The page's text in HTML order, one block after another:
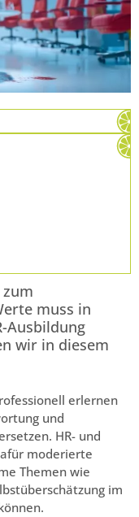
muss in
Ausbildung
wir in diesem
erlernen
und
HR- und
moderierte
Themen wie
im